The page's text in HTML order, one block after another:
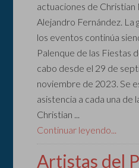
actuaciones de Christian
Alejandro Fernández. La
los eventos continúa
Palenque de las Fiestas
cabo desde el 29 de
noviembre de 2023. Se
asistencia a cada una de
Christian ...
Continuar leyendo...
Artistas del